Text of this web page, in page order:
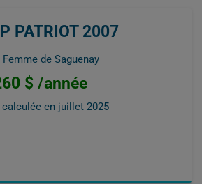
PATRIOT 2007
Femme de Saguenay
$ /année
calculée en juillet 2025